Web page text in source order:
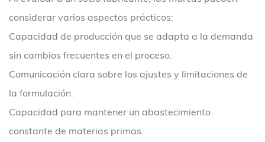
considerar varios aspectos prácticos:
Capacidad de producción que se adapta a la demanda
sin cambios frecuentes en el proceso.
Comunicación clara sobre los ajustes y limitaciones de
la formulación.
Capacidad para mantener un abastecimiento
constante de materias primas.